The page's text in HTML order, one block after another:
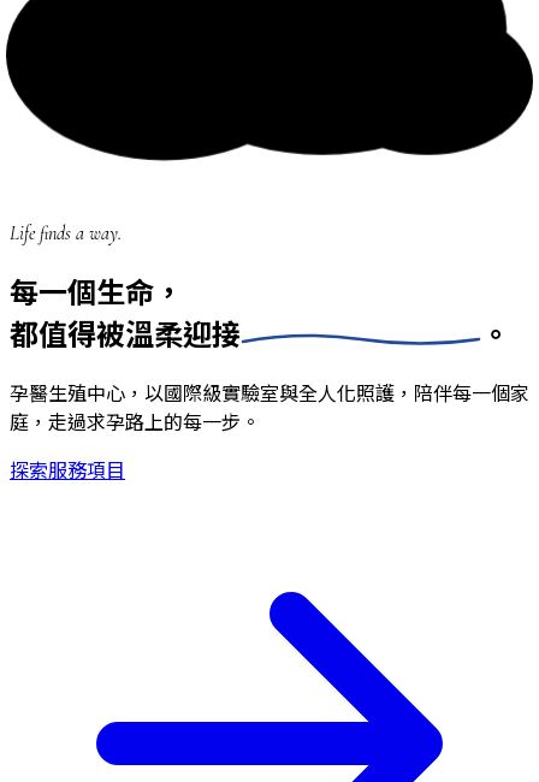
Life finds a way.
每一個生命，
都值得被溫柔迎接 。
孕醫生殖中心，以國際級實驗室與全人化照護，陪伴每一個家
庭，走過求孕路上的每一步。
探索服務項目